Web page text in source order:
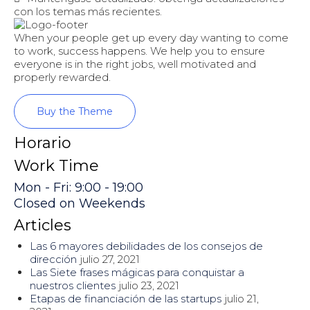
con los temas más recientes.
When your people get up every day wanting to come
to work, success happens. We help you to ensure
everyone is in the right jobs, well motivated and
properly rewarded.
Buy the Theme
Horario
Work Time
Mon - Fri: 9:00 - 19:00
Closed on Weekends
Articles
Las 6 mayores debilidades de los consejos de
dirección julio 27, 2021
Las Siete frases mágicas para conquistar a
nuestros clientes julio 23, 2021
Etapas de financiación de las startups julio 21,